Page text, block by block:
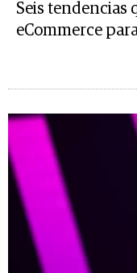
Seis tendencias
eCommerce